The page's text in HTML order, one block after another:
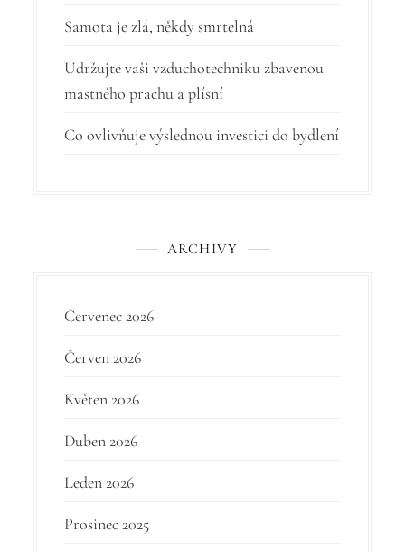
ř
s
ě
Samota je zlá, někdy smrtelná
Udržujte vaši vzduchotechniku zbavenou
mastného prachu a plísní
Co ovlivňuje výslednou investici do bydlení
ARCHIVY
Červenec 2026
Červen 2026
Květen 2026
Duben 2026
Leden 2026
Prosinec 2025